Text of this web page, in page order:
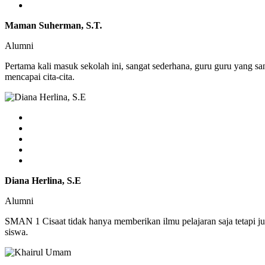
Maman Suherman, S.T.
Alumni
Pertama kali masuk sekolah ini, sangat sederhana, guru guru yang
mencapai cita-cita.
Diana Herlina, S.E
Alumni
SMAN 1 Cisaat tidak hanya memberikan ilmu pelajaran saja tetapi
siswa.